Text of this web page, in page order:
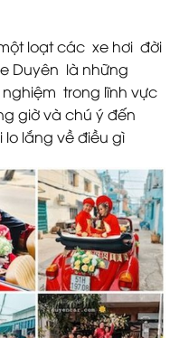
loạt các xe hơi đời
Duyên là những
trong lĩnh vực
giờ và chú ý đến
lắng về điều gì